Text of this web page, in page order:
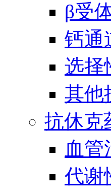
β受
钙通
选择
其他
抗休克
血管
代谢